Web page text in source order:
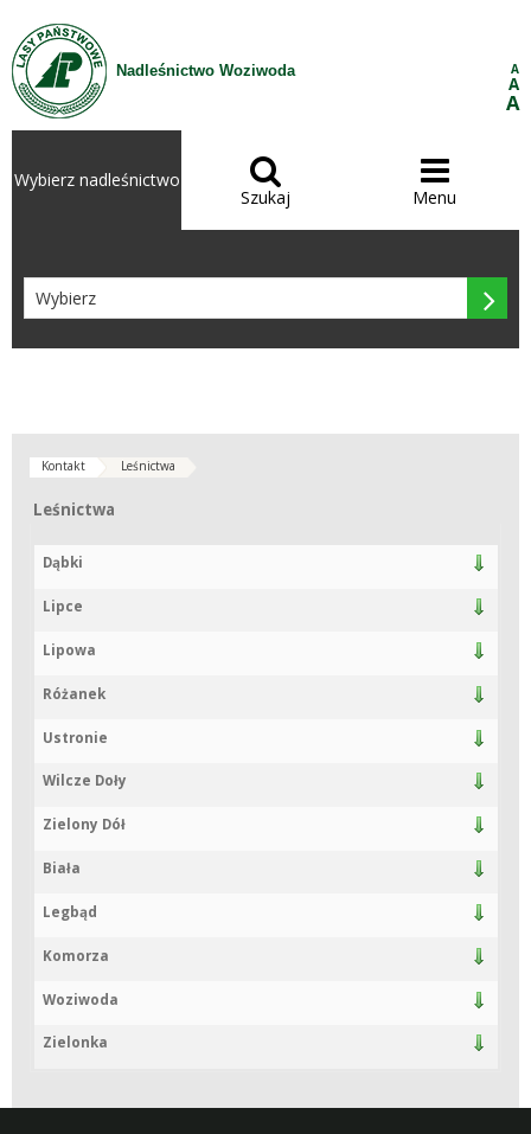
Przejdź do treści
Nadleśnictwo Woziwoda A
A
A
Wybierz nadleśnictwo 
Szukaj

Menu

Kontakt Leśnictwa
Leśnictwa
Leśnictwa
Dąbki
Lipce
Lipowa
Różanek
Ustronie
Wilcze Doły
Zielony Dół
Biała
Legbąd
Komorza
Woziwoda
Zielonka